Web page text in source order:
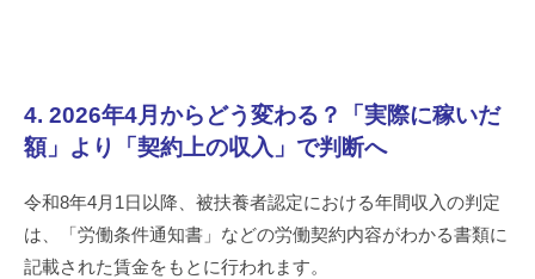
4. 2026年4月からどう変わる？「実際に稼いだ
額」より「契約上の収入」で判断へ
令和8年4月1日以降、被扶養者認定における年間収入の判定
は、「労働条件通知書」などの労働契約内容がわかる書類に
記載された賃金をもとに行われます。